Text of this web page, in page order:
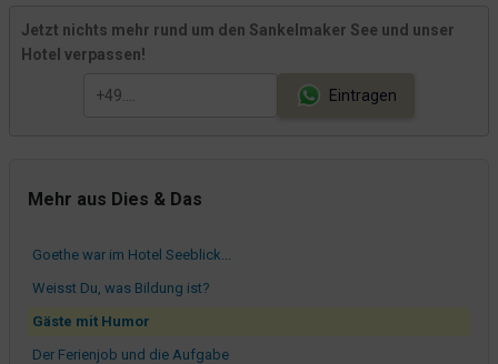
Jetzt nichts mehr rund um den Sankelmaker See und unser
Hotel verpassen!
Eintragen
Mehr aus Dies & Das
Da hat ein Hund einen Gehstock gepisst!
Ein Bett und seine Beanspruchung
noreply@pissmail.com
Frisch gepresster OSaft
Goethe war im Hotel Seeblick...
Weisst Du, was Bildung ist?
Gäste mit Humor
Der Ferienjob und die Aufgabe